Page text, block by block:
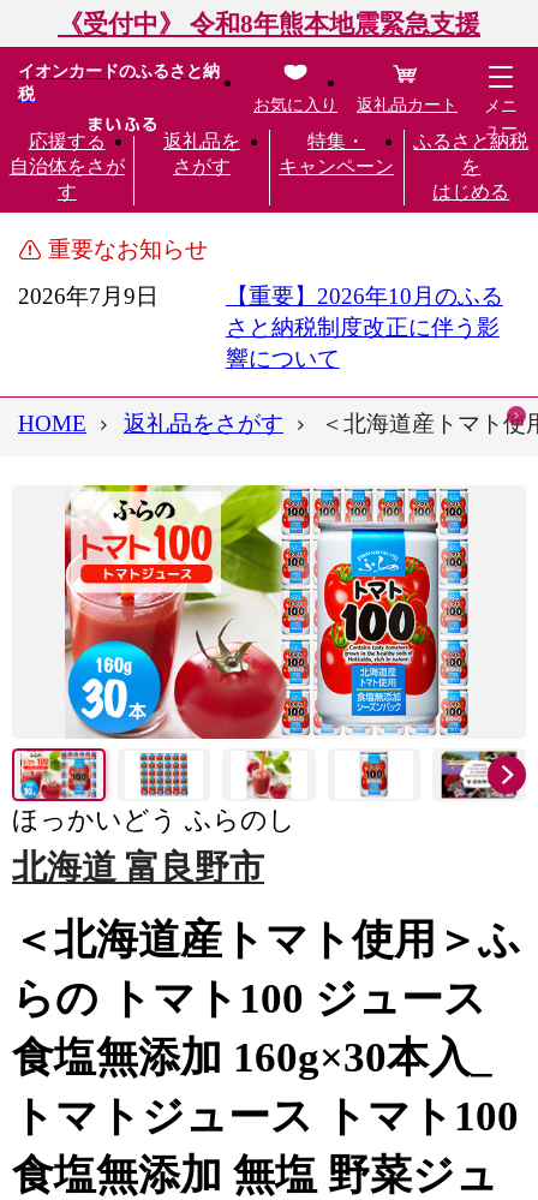
《受付中》 令和8年熊本地震緊急支援
イオンカードのふるさと納
税
応援する
自治体をさが
す
返礼品を
さがす
特集・
キャンペーン
ふるさと納税
を
はじめる
お気に入り 返礼品カート
メニ
ュー
重要なお知らせ
2026年7月9日
【重要】2026年10月のふる
さと納税制度改正に伴う影
響について
HOME 返礼品をさがす ＜北海道産トマト
ほっかいどう ふらのし
北海道 富良野市
＜北海道産トマト使用＞ふ
らの トマト100 ジュース
食塩無添加 160g×30本入_
トマトジュース トマト100
食塩無添加 無塩 野菜ジュ